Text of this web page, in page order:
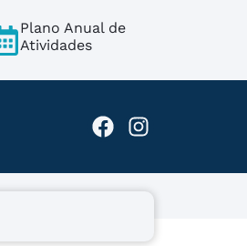
Plano Anual de
Atividades